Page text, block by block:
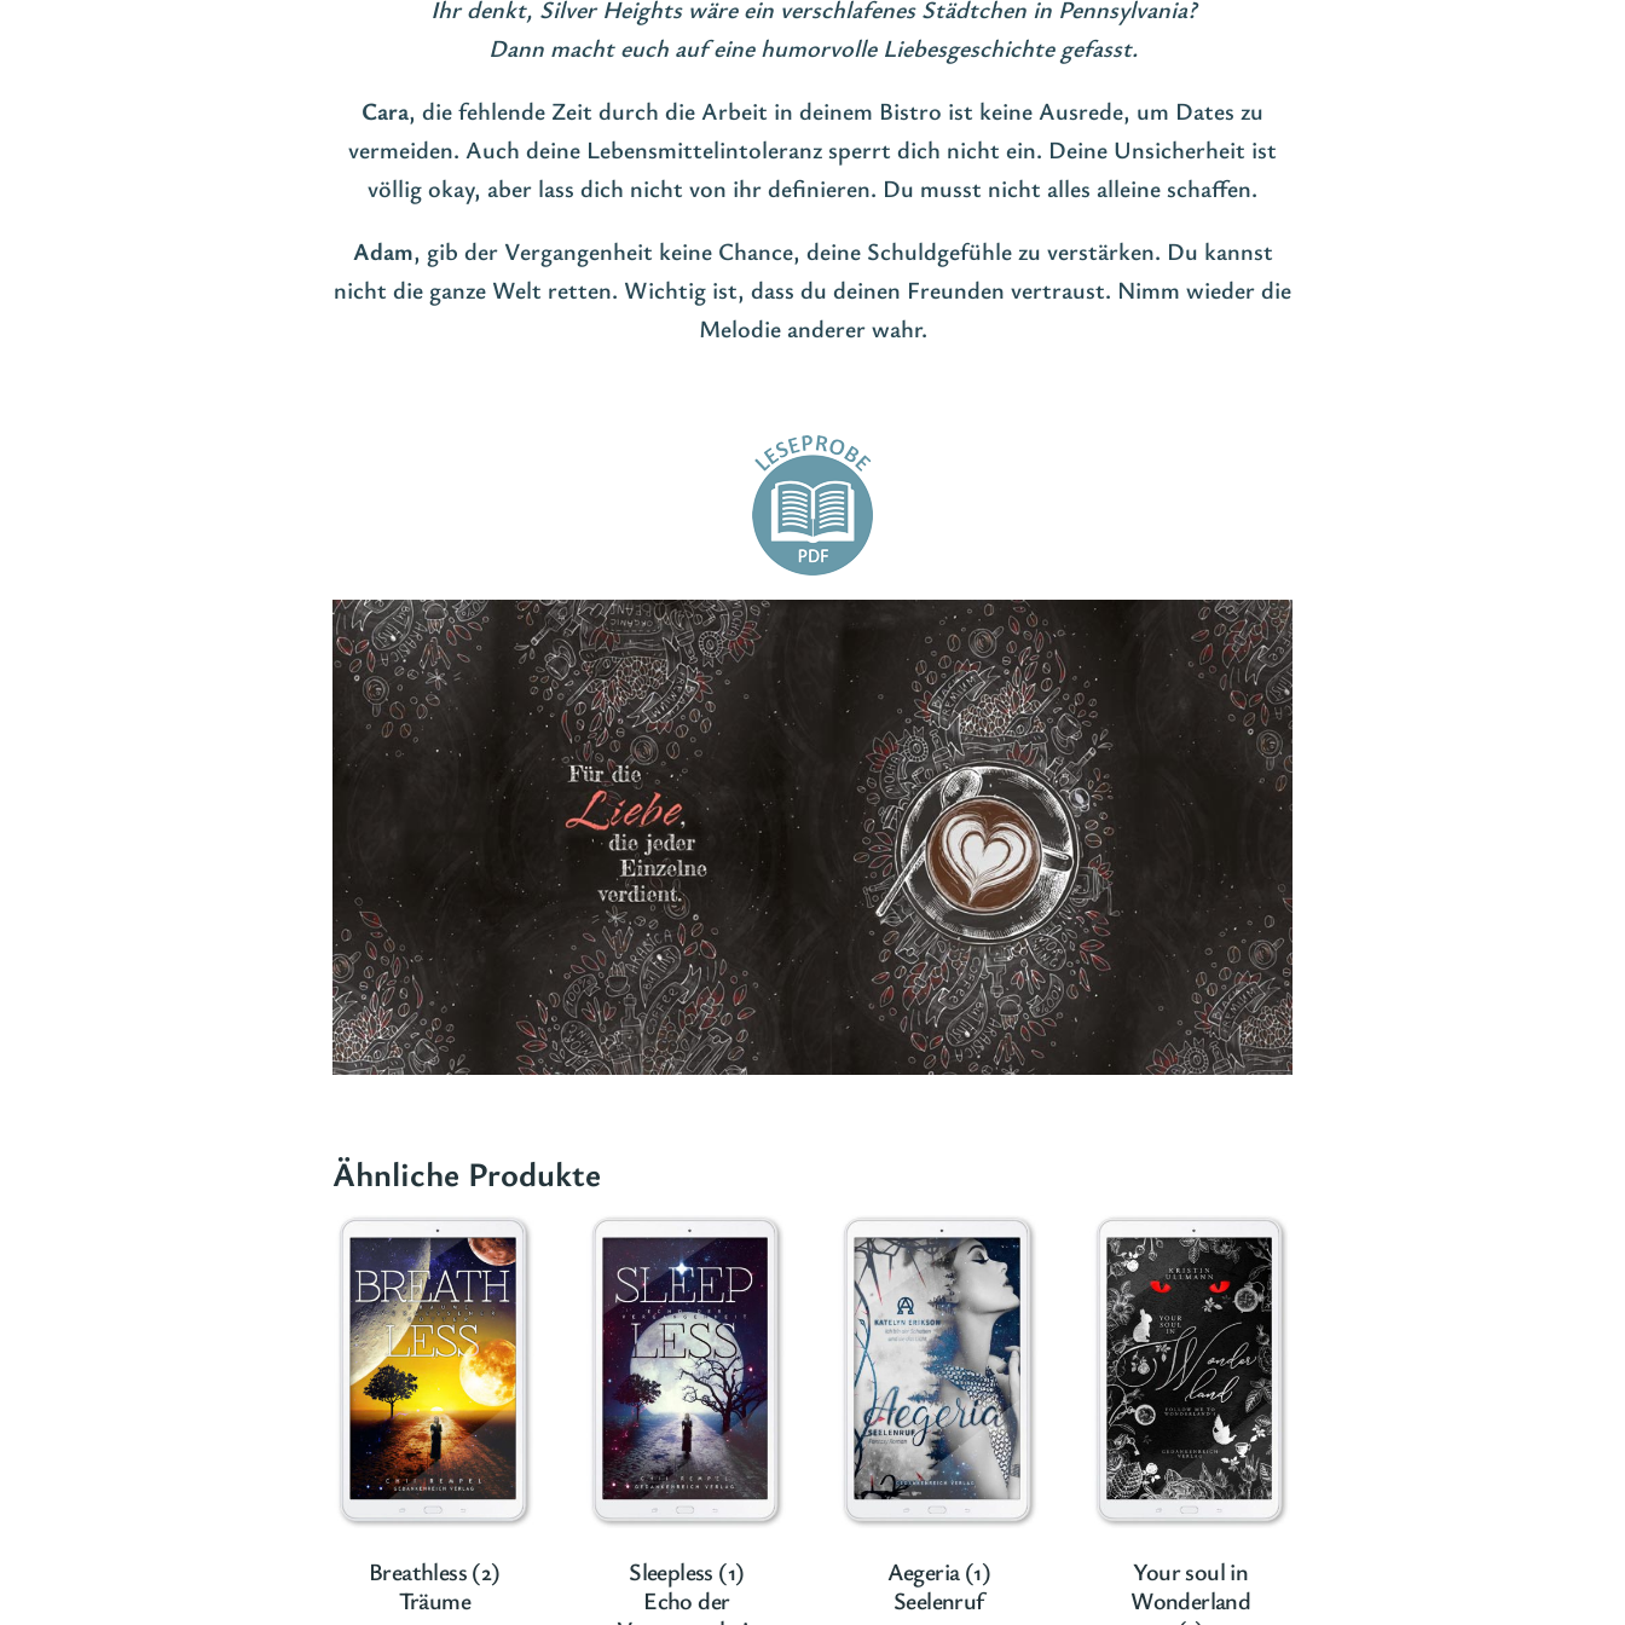
Ihr denkt, Silver Heights wäre ein verschlafenes Städtchen in Pennsylvania?
Dann macht euch auf eine humorvolle Liebesgeschichte gefasst.
Cara, die fehlende Zeit durch die Arbeit in deinem Bistro ist keine Ausrede, um Dates zu
vermeiden. Auch deine Lebensmittelintoleranz sperrt dich nicht ein. Deine Unsicherheit ist
völlig okay, aber lass dich nicht von ihr definieren. Du musst nicht alles alleine schaffen.
Adam, gib der Vergangenheit keine Chance, deine Schuldgefühle zu verstärken. Du kannst
nicht die ganze Welt retten. Wichtig ist, dass du deinen Freunden vertraust. Nimm wieder die
Melodie anderer wahr.
Ähnliche Produkte
Breathless (2)
Träume
Sleepless (1)
Echo der
Aegeria (1)
Seelenruf
Your soul in
Wonderland